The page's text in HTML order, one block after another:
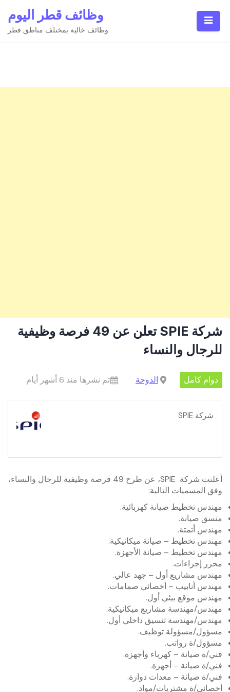
content
وظائف قطر اليوم
وظائف خالية بمختلف مناطق قطر
شركة SPIE تعلن عن 49 فرصة وظيفية
للرجال والنساء
دوام كامل الدوحة تم نشرها منذ 6 أشهر أيام
شركة SPIE
أعلنت شركة SPIE، عن طرح 49 فرصة وظيفية للرجال والنساء،
وفق المسميات التالية:
مهندس تخطيط صيانة كهربائية.
منسق صيانة.
مهندس أتمتة.
مهندس تخطيط – صيانة ميكانيكية.
مهندس تخطيط – صيانة الأجهزة.
محرر إجراءات.
مهندس مشاريع أول – جهد عالي.
مهندس أنابيب – أخصائي صمامات.
مهندس موقع بيئي أول.
مهندس/مهندسة مشاريع ميكانيكية.
مهندس/مهندسة تنسيق داخلي أول.
مسؤول/مسؤولة توظيف.
مسؤول/ة رواتب.
فني/ة صيانة – كهرباء وأجهزة.
فني/ة صيانة – أجهزة.
فني/ة صيانة – معدات دوارة.
أخصائي/ة مشتريات/مواد.